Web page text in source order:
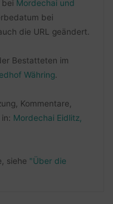
bei Mordechai und
bei
die URL geändert.
Bestatteten im
Währing
Kommentare,
Mordechai Eidlitz,
siehe "Über die